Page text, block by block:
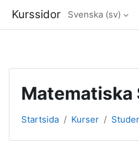
Kurssidor Svenska ‎(sv)‎
Matematiska
Startsida Kurser